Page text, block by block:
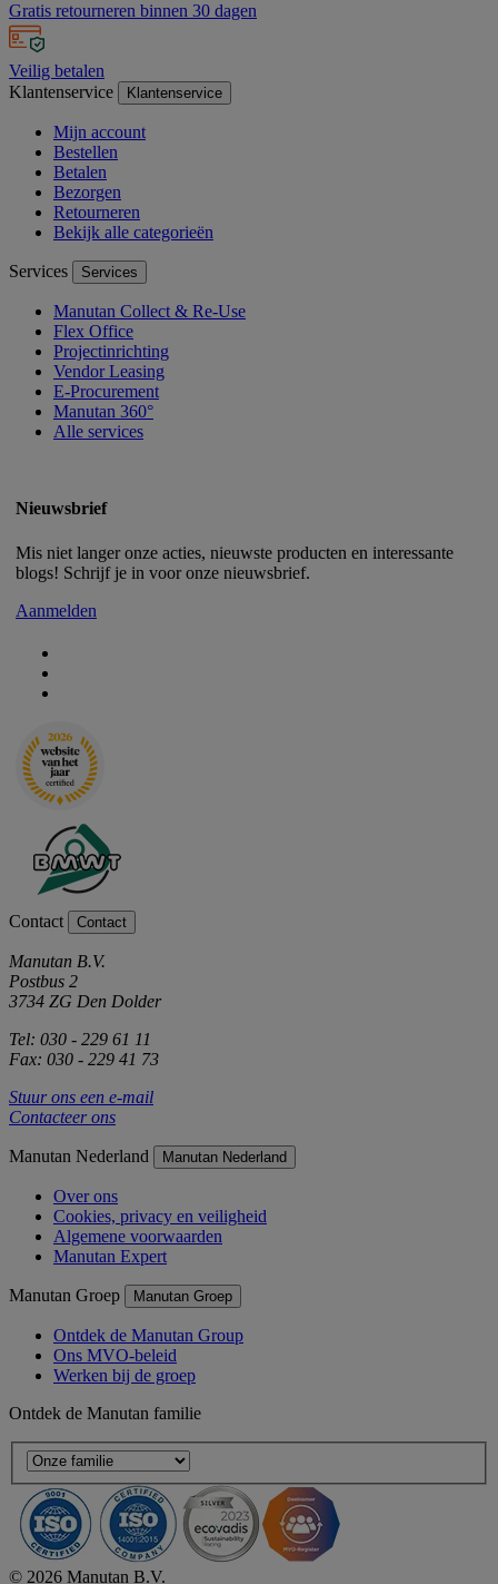
Gratis retourneren binnen 30 dagen
Veilig betalen
Klantenservice
Klantenservice
Mijn account
Bestellen
Betalen
Bezorgen
Retourneren
Bekijk alle categorieën
Services Services
Manutan Collect & Re-Use
Flex Office
Projectinrichting
Vendor Leasing
E-Procurement
Manutan 360°
Alle services
Nieuwsbrief
Mis niet langer onze acties, nieuwste producten en interessante
blogs! Schrijf je in voor onze nieuwsbrief.
Aanmelden
Contact Contact
Manutan B.V.
Postbus 2
3734 ZG Den Dolder
Tel: 030 - 229 61 11
Fax: 030 - 229 41 73
Stuur ons een e-mail
Contacteer ons
Manutan Nederland Manutan Nederland
Over ons
Cookies, privacy en veiligheid
Algemene voorwaarden
Manutan Expert
Manutan Groep Manutan Groep
Ontdek de Manutan Group
Ons MVO-beleid
Werken bij de groep
Ontdek de Manutan familie
© 2026 Manutan B.V.